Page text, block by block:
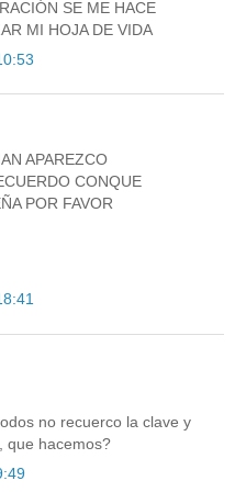
SE ME HACE
MI HOJA DE VIDA
APAREZCO
CONQUE
POR FAVOR
no recuerco la clave y
que hacemos?